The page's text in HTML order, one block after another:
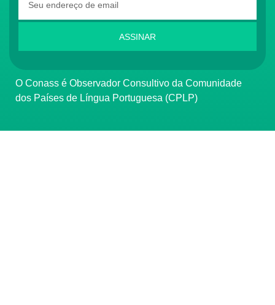
ASSINAR
O Conass é Observador Consultivo da Comunidade
dos Países de Língua Portuguesa (CPLP)